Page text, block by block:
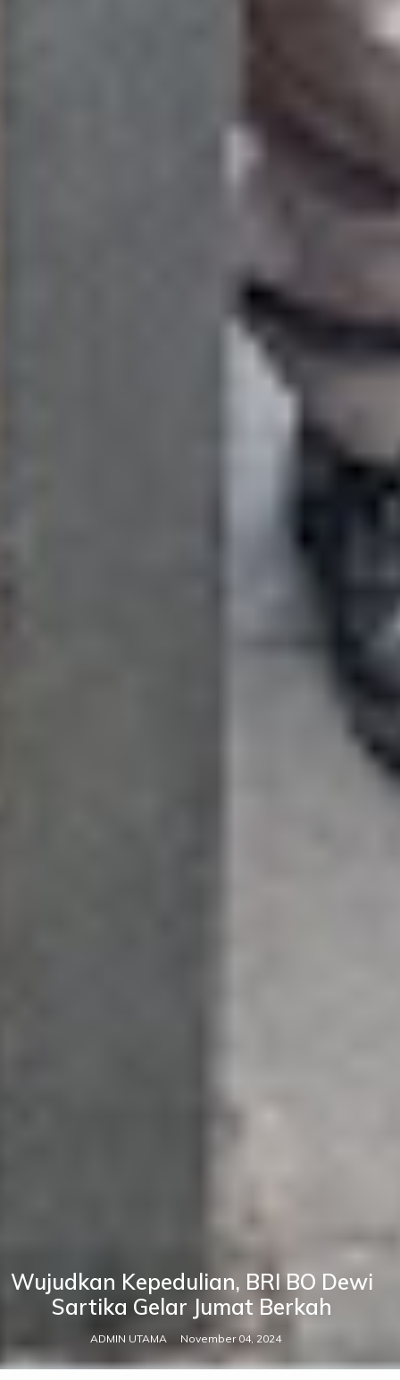
Wujudkan Kepedulian, BRI BO Dewi
Sartika Gelar Jumat Berkah
ADMIN UTAMA November 04, 2024